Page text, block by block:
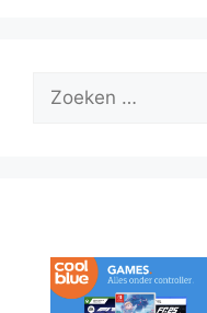
Zoek